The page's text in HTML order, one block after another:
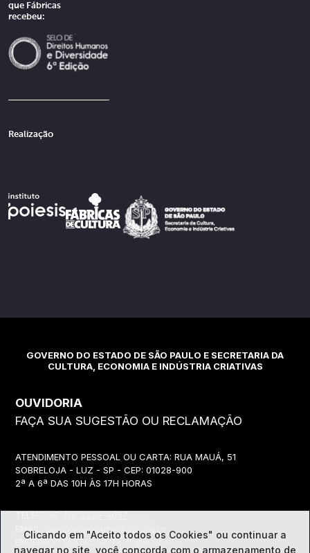
que Fábricas
recebeu:
Realização
GOVERNO DO ESTADO DE SÃO PAULO E SECRETARIA DA
CULTURA, ECONOMIA E INDÚSTRIA CRIATIVAS
OUVIDORIA
FAÇA SUA SUGESTÃO OU RECLAMAÇÃO
ATENDIMENTO PESSOAL OU CARTA: RUA MAUÁ, 51
SOBRELOJA - LUZ - SP - CEP: 01028-900
2ª A 6ª DAS 10H ÀS 17H HORAS
EMAIL:
ouvidoria@cultura.sp.gov.br
ENDEREÇO ELETRÔNICO: clique abaixo
Clicando em "Aceito todos os Cookies" ou continuar a
navegar no site, você concorda com o armazenamento de